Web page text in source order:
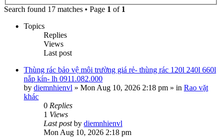
Search found 17 matches • Page 1 of 1
Topics
Replies
Views
Last post
Thùng rác bảo vệ môi trường giá rẻ- thùng rác 120l 240l 660l
nắp kín- lh 0911.082.000
by diemnhienvl » Mon Aug 10, 2026 2:18 pm » in Rao vặt
khác
0 Replies
1 Views
Last postby diemnhienvl
Mon Aug 10, 2026 2:18 pm